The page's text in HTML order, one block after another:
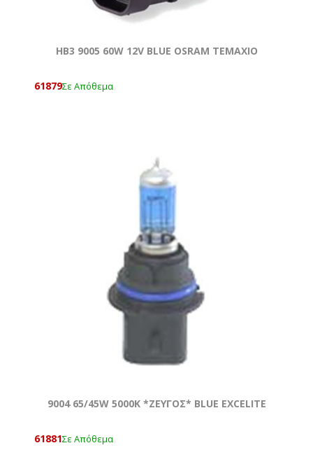
ΗΒ3 9005 60W 12V BLUE OSRAM ΤΕΜΑΧΙΟ
61879Σε Απόθεμα
9004 65/45W 5000Κ *ZEYΓOΣ* BLUE EXCELITE
61881Σε Απόθεμα